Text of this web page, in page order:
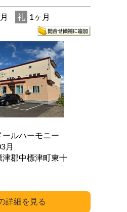
礼 1ヶ月
ールハーモニー
月
津郡中標津町東十